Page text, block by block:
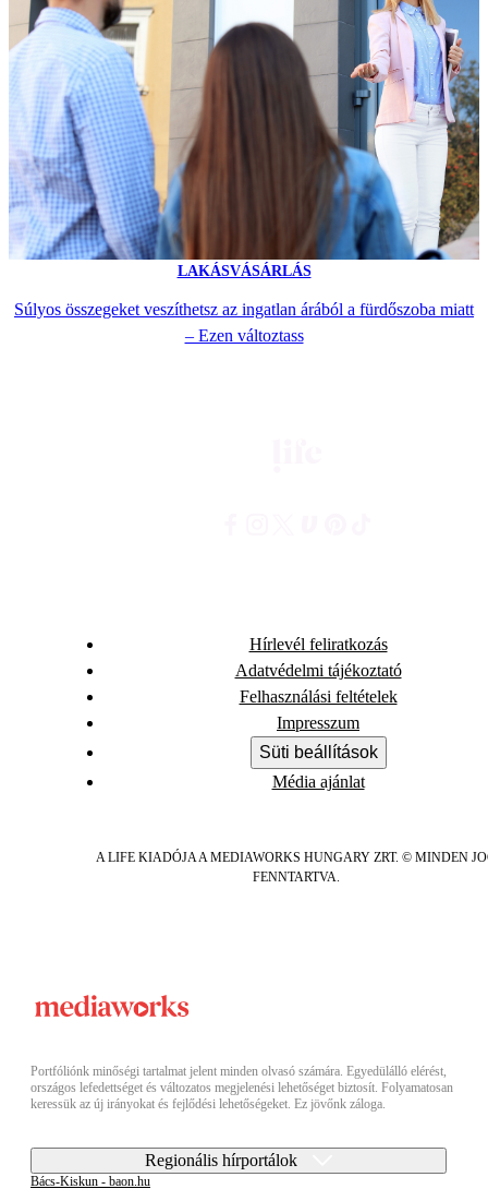
LAKÁSVÁSÁRLÁS
Súlyos összegeket veszíthetsz az ingatlan árából a fürdőszoba miatt
– Ezen változtass
Hírlevél feliratkozás
Adatvédelmi tájékoztató
Felhasználási feltételek
Impresszum
Süti beállítások
Média ajánlat
A LIFE KIADÓJA A MEDIAWORKS HUNGARY ZRT. © MINDEN
FENNTARTVA.
Portfóliónk minőségi tartalmat jelent minden olvasó számára. Egyedülálló elérést,
országos lefedettséget és változatos megjelenési lehetőséget biztosít. Folyamatosan
keressük az új irányokat és fejlődési lehetőségeket. Ez jövőnk záloga.
Regionális hírportálok
Bács-Kiskun - baon.hu